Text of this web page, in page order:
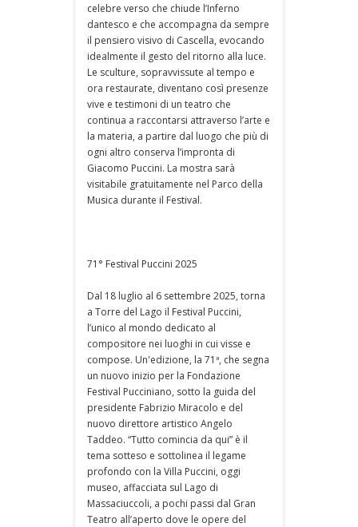
celebre verso che chiude l’Inferno
dantesco e che accompagna da sempre
il pensiero visivo di Cascella, evocando
idealmente il gesto del ritorno alla luce.
Le sculture, sopravvissute al tempo e
ora restaurate, diventano così presenze
vive e testimoni di un teatro che
continua a raccontarsi attraverso l’arte e
la materia, a partire dal luogo che più di
ogni altro conserva l’impronta di
Giacomo Puccini. La mostra sarà
visitabile gratuitamente nel Parco della
Musica durante il Festival.
71° Festival Puccini 2025
Dal 18 luglio al 6 settembre 2025, torna
a Torre del Lago il Festival Puccini,
l’unico al mondo dedicato al
compositore nei luoghi in cui visse e
compose. Un'edizione, la 71ª, che segna
un nuovo inizio per la Fondazione
Festival Pucciniano, sotto la guida del
presidente Fabrizio Miracolo e del
nuovo direttore artistico Angelo
Taddeo. “Tutto comincia da qui” è il
tema sotteso e sottolinea il legame
profondo con la Villa Puccini, oggi
museo, affacciata sul Lago di
Massaciuccoli, a pochi passi dal Gran
Teatro all’aperto dove le opere del